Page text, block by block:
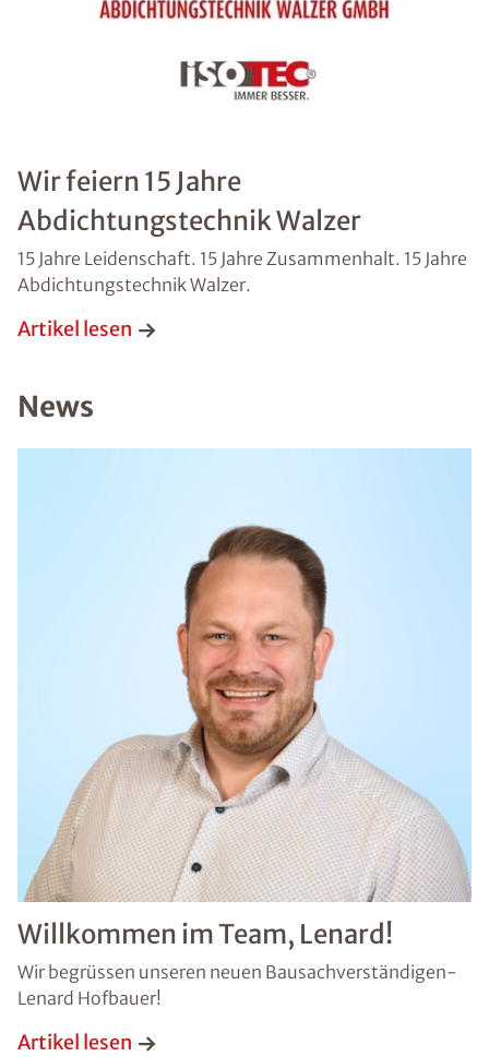
Nachricht
Bild hochladen
(Dateiformat: JPEG, TIFF, PNG oder PDF bis 50
*Pflichtangaben. Ihre Daten werden von uns stets
vertraulich behandelt.
Datenschutzhinweisgelesen
Absenden
Wir feiern 15 Jahre
Abdichtungstechnik Walzer
15 Jahre Leidenschaft. 15 Jahre Zusammenhalt. 15 Jahre
Abdichtungstechnik Walzer.
Artikel lesen
News
Willkommen im Team, Lenard!
Wir begrüssen unseren neuen Bausachverständigen-
Lenard Hofbauer!
Artikel lesen